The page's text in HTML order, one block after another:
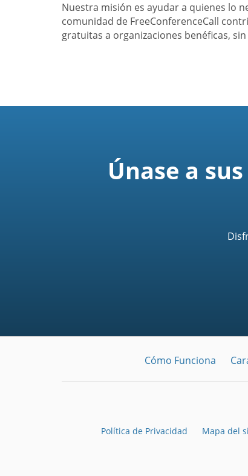
Nuestra misión es ayudar a quienes lo
comunidad de FreeConferenceCall
gratuitas a organizaciones benéficas,
Únase a
Cómo Funciona
Política de Privacidad Mapa del